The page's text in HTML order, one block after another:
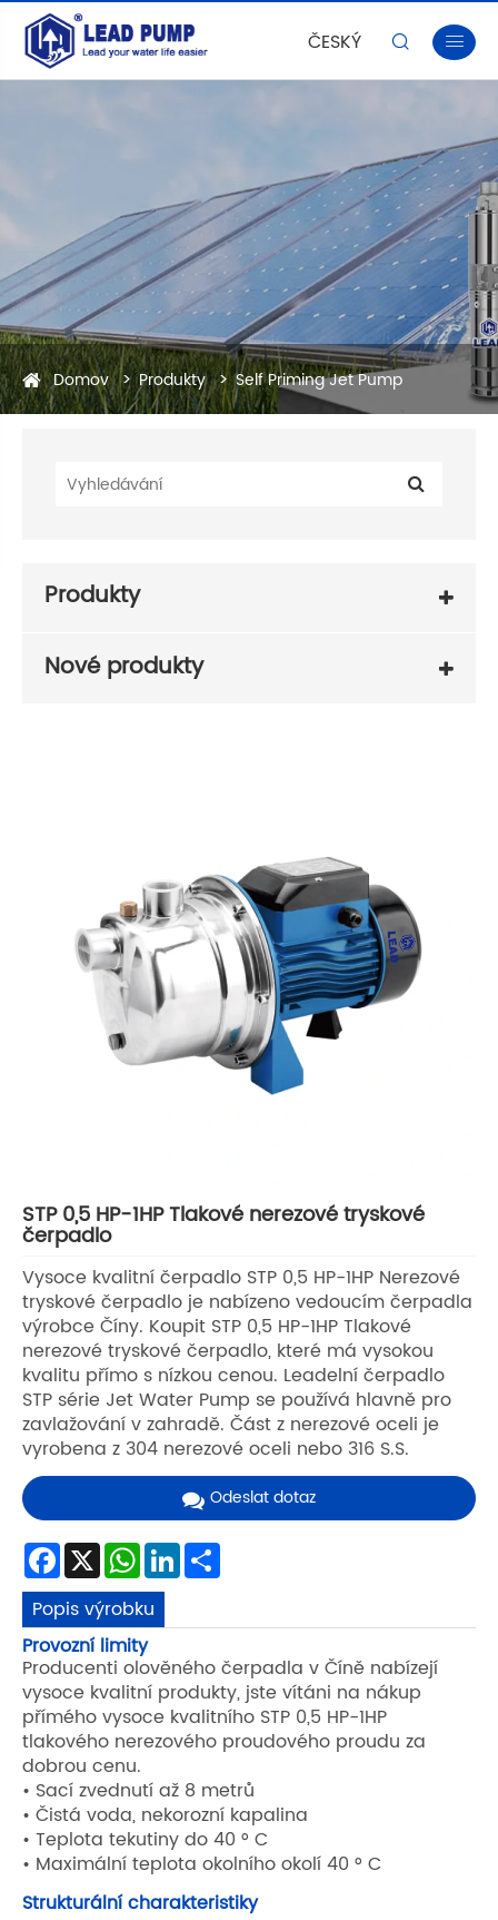
ČESKÝ  
Domov Produkty Self Priming Jet Pump
Produkty
Nové produkty
STP 0,5 HP-1HP Tlakové nerezové tryskové
čerpadlo
Vysoce kvalitní čerpadlo STP 0,5 HP-1HP Nerezové
tryskové čerpadlo je nabízeno vedoucím čerpadla
výrobce Číny. Koupit STP 0,5 HP-1HP Tlakové
nerezové tryskové čerpadlo, které má vysokou
kvalitu přímo s nízkou cenou. Leadelní čerpadlo
STP série Jet Water Pump se používá hlavně pro
zavlažování v zahradě. Část z nerezové oceli je
vyrobena z 304 nerezové oceli nebo 316 S.S.
Odeslat dotaz
Facebook
X WhatsApp
LinkedIn
Popis výrobku
Provozní limity
Producenti olověného čerpadla v Číně nabízejí
vysoce kvalitní produkty, jste vítáni na nákup
přímého vysoce kvalitního STP 0,5 HP-1HP
tlakového nerezového proudového proudu za
dobrou cenu.
• Sací zvednutí až 8 metrů
• Čistá voda, nekorozní kapalina
• Teplota tekutiny do 40 ° C
• Maximální teplota okolního okolí 40 ° C
Strukturální charakteristiky